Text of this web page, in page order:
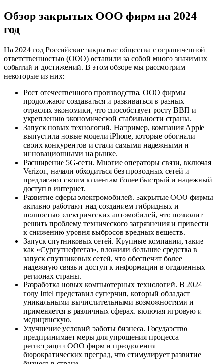
Обзор закрытых ООО фирм на 2024
год
На 2024 год Российские закрытые общества с ограниченной
ответственностью (ООО) оставили за собой много значимых
событий и достижений. В этом обзоре мы рассмотрим
некоторые из них:
Рост отечественного производства. ООО фирмы
продолжают создаваться и развиваться в разных
отраслях экономики, что способствует росту ВВП и
укреплению экономической стабильности страны.
Запуск новых технологий. Например, компания Apple
выпустила новые модели iPhone, которые обогнали
своих конкурентов и стали самыми надежными и
инновационными на рынке.
Расширение 5G-сети. Многие операторы связи, включая
Verizon, начали обходиться без проводных сетей и
предлагают своим клиентам более быстрый и надежный
доступ в интернет.
Развитие сферы электромобилей. Закрытые ООО фирмы
активно работают над созданием гибридных и
полностью электрических автомобилей, что позволит
решить проблему технического загрязнения и привести
к снижению уровня выбросов вредных веществ.
Запуск спутниковых сетей. Крупные компании, такие
как «Сургутнефтегаз», вложили большие средства в
запуск спутниковых сетей, что обеспечит более
надежную связь и доступ к информации в отдаленных
регионах страны.
Разработка новых компьютерных технологий. В 2024
году Intel представил суперчип, который обладает
уникальными вычислительными возможностями и
применяется в различных сферах, включая игровую и
медицинскую.
Улучшение условий работы бизнеса. Государство
предпринимает меры для упрощения процесса
регистрации ООО фирм и преодоления
бюрократических преград, что стимулирует развитие